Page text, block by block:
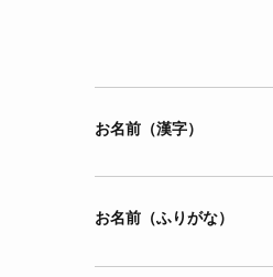
お名前（漢字）
お名前（ふりがな）